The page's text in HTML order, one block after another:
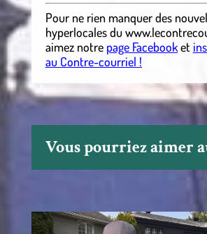
Pour ne rien manquer des
hyperlocalesdu
aimez notre page Facebooket
au Contre-courriel !
Vous pourriez aimer